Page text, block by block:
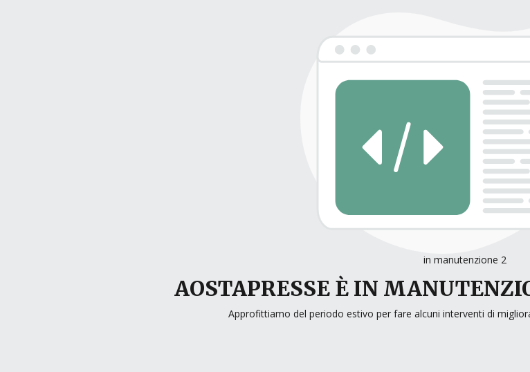
in manutenzione 2
AOSTAPRESSE È IN
Approfittiamo del periodo estivo per fare alcuni interventi di